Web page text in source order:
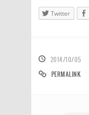
Twitter
2014/10/05
PERMALINK